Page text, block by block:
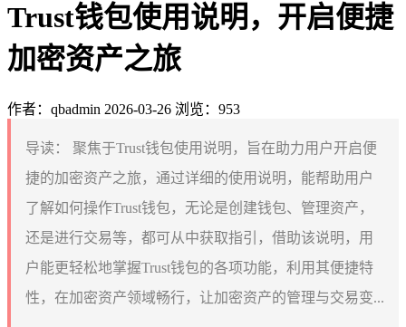
Trust钱包使用说明，开启便捷
加密资产之旅
作者：qbadmin 2026-03-26 浏览：953
导读：
聚焦于Trust钱包使用说明，旨在助力用户开启便
捷的加密资产之旅，通过详细的使用说明，能帮助用户
了解如何操作Trust钱包，无论是创建钱包、管理资产，
还是进行交易等，都可从中获取指引，借助该说明，用
户能更轻松地掌握Trust钱包的各项功能，利用其便捷特
性，在加密资产领域畅行，让加密资产的管理与交易变...